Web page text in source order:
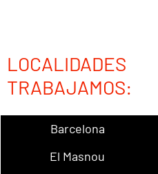
TRABAJAMOS:
Barcelona
El Masnou